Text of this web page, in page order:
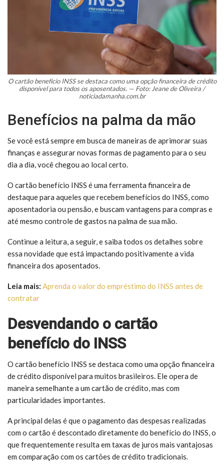
O cartão benefício INSS se destaca como uma opção financeira de crédito
disponível para todos os aposentados. — Foto: Jeane de Oliveira /
noticiadamanha.com.br
Benefícios na palma da mão
Se você está sempre em busca de maneiras de aprimorar suas
finanças e assegurar novas formas de pagamento para o seu
dia a dia, você chegou ao local certo.
O cartão benefício INSS é uma ferramenta financeira de
destaque para aqueles que recebem benefícios do INSS, como
aposentadoria ou pensão, e buscam vantagens para compras e
até mesmo controle de gastos na palma de sua mão.
Continue a leitura, a seguir, e saiba todos os detalhes sobre
essa novidade que está impactando positivamente a vida
financeira dos aposentados.
Leia mais: Aprenda o valor do empréstimo do INSS antes de
contratar
Desvendando o cartão
benefício do INSS
O cartão benefício INSS se destaca como uma opção financeira
de crédito disponível para muitos brasileiros. Ele opera de
maneira semelhante a um cartão de crédito, mas com
particularidades importantes.
A principal delas é que o pagamento das despesas realizadas
com o cartão é descontado diretamente do benefício do INSS, o
que frequentemente resulta em taxas de juros mais vantajosas
em comparação com os cartões de crédito tradicionais.